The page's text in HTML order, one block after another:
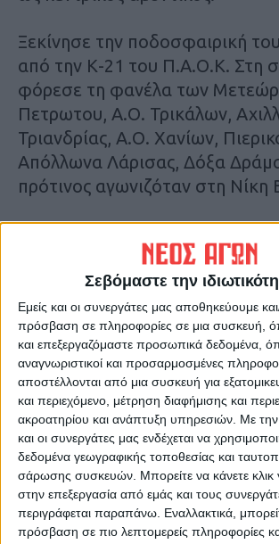
Σεβόμαστε την
Εμείς και οι συνεργάτες μας αποθηκεύουμε
πρόσβαση σε πληροφορίες σε μια συσκευή,
και επεξεργαζόμαστε προσωπικά δεδομένα,
αναγνωριστικοί και προσαρμοσμένες
αποστέλλονται από μια συσκευή για
και περιεχόμενο, μέτρηση διαφήμισης και
ακροατηρίου και ανάπτυξη υπηρεσιών. Με την
και οι συνεργάτες μας ενδέχεται να
δεδομένα γεωγραφικής τοποθεσίας και
σάρωσης συσκευών. Μπορείτε να κάνετε κλικ
στην επεξεργασία από εμάς και τους
περιγράφεται παραπάνω. Εναλλακτικά,
πρόσβαση σε πιο λεπτομερείς πληροφορίες
Ξεκίνησε την ποδοσφαιρική
από την Κ-21 του Π.Α.Ο.Κ. Στη
φόρεσε τη φανέλα των
Πετρωτου, Α.Ο. Τρικάλων,
Τριανδρίας, Α.Ο. Χανίων,
Απόλλωνα Λάρισας, Δόξα
πρότινος αγωνιζόταν στη Νίκη
οικογένεια της Αναγέννησης.
υγεία και πολλές επιτυχίες με
μας»!
Σύμφωνα με όλες τις ενδείξεις
(όπου θα γίνει και η πρώτη
έχουμε και 12η προσθήκη στα
προσπάθειας ενίσχυσης και του
αγωνιστικού σχεδιασμού.
Σε λίγη ώρα αναμένεται
πληροφόρηση για την έναρξη